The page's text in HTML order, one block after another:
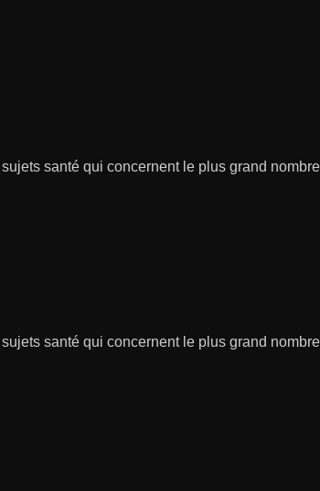
santé qui concernent le plus grand
santé qui concernent le plus grand